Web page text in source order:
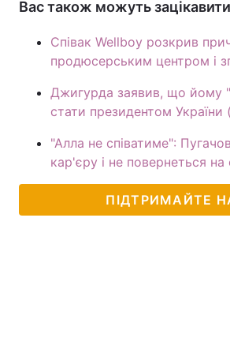
Вас також можуть
Співак Wellboy розкрив
продюсерським центром і
Джигурда заявив, що йому
стати президентом України
"Алла не співатиме":
кар'єру і не повернеться на
ПІДТРИМАЙТЕ